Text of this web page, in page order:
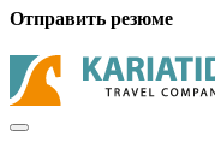
Отправить резюме